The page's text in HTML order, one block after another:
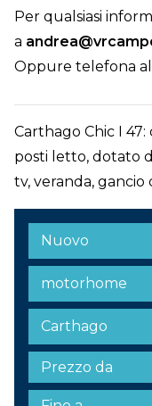
Per qualsiasi
a
Oppure telefona
Carthago Chic I
posti letto, dotato
tv, veranda, gancio